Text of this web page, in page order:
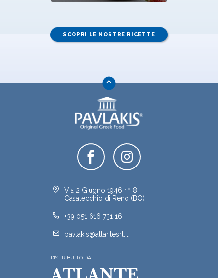
SCOPRI LE NOSTRE RICETTE
Via 2 Giugno 1946 nº 8
Casalecchio di Reno (BO)
+39 051 616 731 16
pavlakis@atlantesrl.it
DISTRIBUITO DA